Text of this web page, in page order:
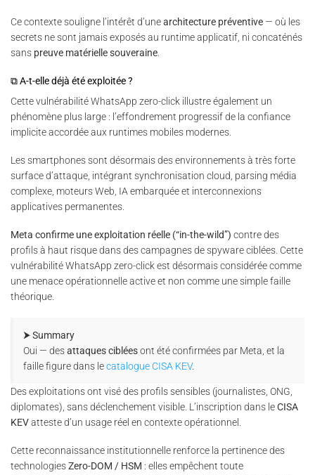
Ce contexte souligne l’intérêt d’unearchitecture préventive — où les
secrets ne sont jamais exposés au runtime applicatif, ni concaténés
sans preuve matérielle souveraine
⧉ A-t-elle déjà été exploitée ?
Cette vulnérabilité WhatsApp zero-click illustre également un
phénomène plus large : l’effondrement progressif de la confiance
implicite accordée aux runtimes mobiles modernes.
Les smartphones sont désormais des environnements à très forte
surface d’attaque, intégrant synchronisation cloud, parsing média
complexe, moteurs Web, IA embarquée et interconnexions
applicatives permanentes.
Meta confirme une exploitation réelle (“in-the-wild”) contre des
profils à haut risque dans des campagnes de spyware ciblées. Cette
vulnérabilité WhatsApp zero-click est désormais considérée comme
une menace opérationnelle active et non comme une simple faille
théorique.
⮞ Summary
Oui — desattaques cibléesont été confirmées par Meta, et la
faille figure dans lecatalogue CISA KEV.
Des exploitations ont visé des profils sensibles (journalistes, ONG,
diplomates), sans déclenchement visible. L’inscription dans leCISA
KEVatteste d’un usage réel en contexte opérationnel.
Cette reconnaissance institutionnelle renforce la pertinence des
technologiesZero-DOM / HSM : elles empêchent toute